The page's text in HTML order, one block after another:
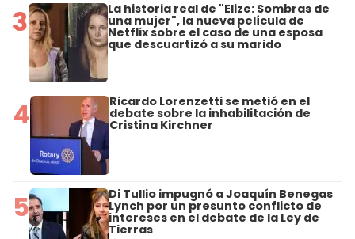
3 La historia real de "Elize: Sombras de
una mujer", la nueva película de
Netflix sobre el caso de una esposa
que descuartizó a su marido
4 Ricardo Lorenzetti se metió en el
debate sobre la inhabilitación de
Cristina Kirchner
5 Di Tullio impugnó a Joaquín Benegas
Lynch por un presunto conflicto de
intereses en el debate de la Ley de
Tierras